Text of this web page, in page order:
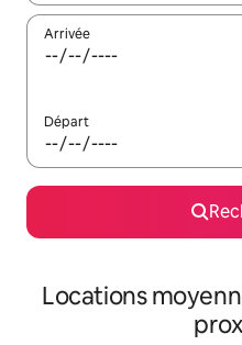
Arrivée
Départ
Locations